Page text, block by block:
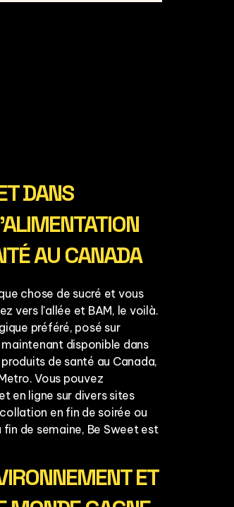
DANS
AU CANADA
chose de sucré et vous
vers l'allée et BAM, le voilà.
préféré, posé sur
disponible dans
de santé au Canada,
Vous pouvez
en ligne sur divers sites
en fin de soirée ou
de semaine, Be Sweet est
ET